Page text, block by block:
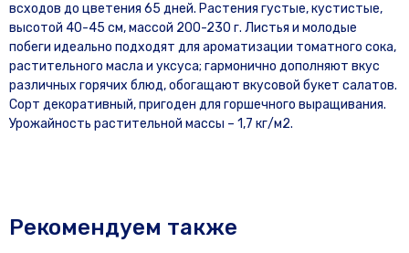
всходов до цветения 65 дней. Растения густые, кустистые,
высотой 40-45 см, массой 200-230 г. Листья и молодые
побеги идеально подходят для ароматизации томатного сока,
растительного масла и уксуса; гармонично дополняют вкус
различных горячих блюд, обогащают вкусовой букет салатов.
Сорт декоративный, пригоден для горшечного выращивания.
Урожайность растительной массы – 1,7 кг/м2.
Рекомендуем также